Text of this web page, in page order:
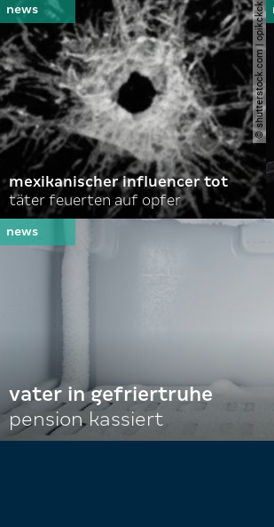
© shutterstock.com | opikckck
mexikanischer influencer tot
täter feuerten auf opfer
vater in gefriertruhe
pension kassiert